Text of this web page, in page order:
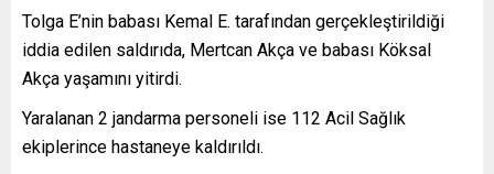
Tolga E’nin babası Kemal E. tarafından gerçekleştirildiği
iddia edilen saldırıda, Mertcan Akça ve babası Köksal
Akça yaşamını yitirdi.
Yaralanan 2 jandarma personeli ise 112 Acil Sağlık
ekiplerince hastaneye kaldırıldı.